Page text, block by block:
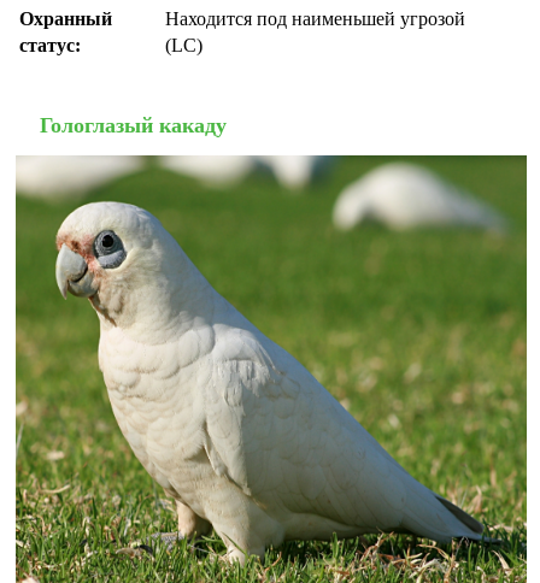
Охранный
статус:
Находится под наименьшей угрозой
(LC)
Гологлазый какаду